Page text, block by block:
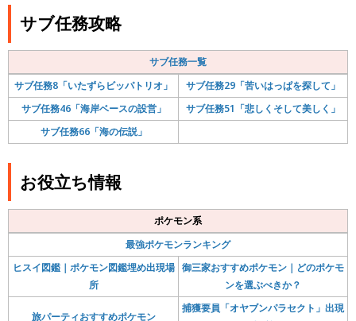
サブ任務攻略
サブ任務一覧
サブ任務8「いたずらビッパトリオ」
サブ任務29「苦いはっぱを探して」
サブ任務46「海岸ベースの設営」
サブ任務51「悲しくそして美しく」
サブ任務66「海の伝説」
お役立ち情報
ポケモン系
最強ポケモンランキング
ヒスイ図鑑｜ポケモン図鑑埋め出現場
所
御三家おすすめポケモン｜どのポケモ
ンを選ぶべきか？
旅パーティおすすめポケモン
捕獲要員「オヤブンパラセクト」出現